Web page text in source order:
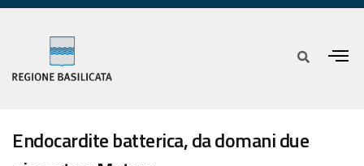
Endocardite batterica, da domani due